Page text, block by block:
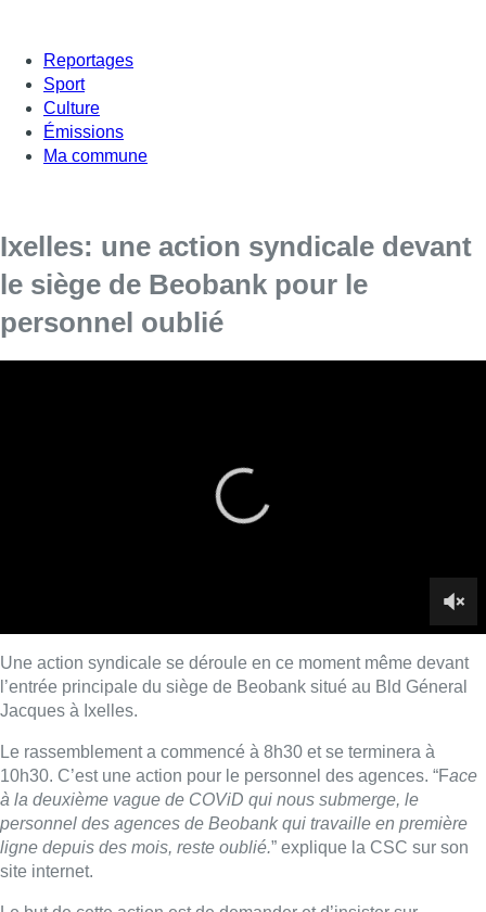
Reportages
Sport
Culture
Émissions
Ma commune
Ixelles: une action syndicale devant
le siège de Beobank pour le
personnel oublié
10h30. C’est une action pour le personnel des agences. “F
à la deuxième vague de COViD qui nous submerge, le
de la première vague et qui ne le sont plus aujourd’hui; “La
direction refuse de réintroduire les règles en vigueur et
parfaitement applicables à l’époque, telles que le travail à
rideaux baissés, recevoir les clients uniquement sur rendez-
vous pour les transactions importantes, la fermeture de la
caisse, etc.”
écrit la CSC
Une situation que les syndicats décrivent comme dangereuse
pour les employés : “Il y a des clients qui ne respectent pas les
règles d’hygiène de base, des documents changent de main en
permanence et de nombreuses agences ne sont pas ventilées.